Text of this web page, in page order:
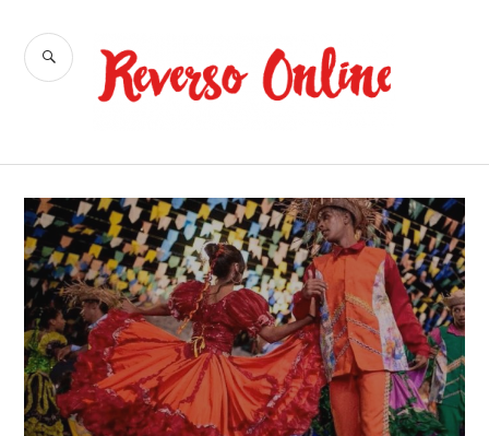
para
conteúdo
Reverso
BUSCA